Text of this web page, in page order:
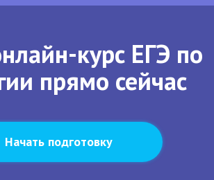
курс ЕГЭ по
прямо сейчас
Начать подготовку